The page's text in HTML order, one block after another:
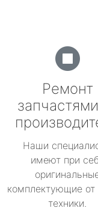
Ремонт
Наши
имеют при
комплектующие
техники.